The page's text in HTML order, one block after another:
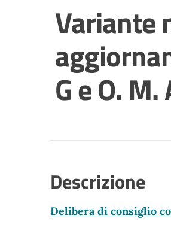
Variante
G e O.
Descrizione
Delibera di consiglio